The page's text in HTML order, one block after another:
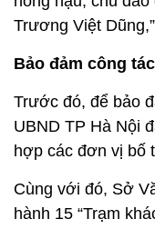
Trương Việt
Bảo đảm công
Trước đó, để bảo
UBND TP Hà Nội
hợp các đơn vị bố
Cùng với đó, Sở
hành 15 “Trạm